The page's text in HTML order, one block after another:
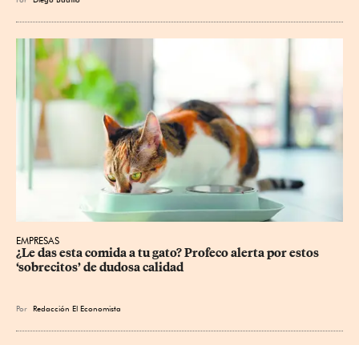
EMPRESAS
¿Le das esta comida a tu gato? Profeco alerta por estos
‘sobrecitos’ de dudosa calidad
Por Redacción El Economista